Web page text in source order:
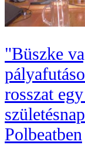
"Büszke
rosszat
Polbeatben